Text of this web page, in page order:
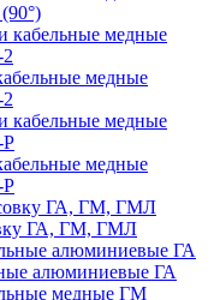
медные
медные
ГА, ГМ, ГМЛ
алюминиевые ГА